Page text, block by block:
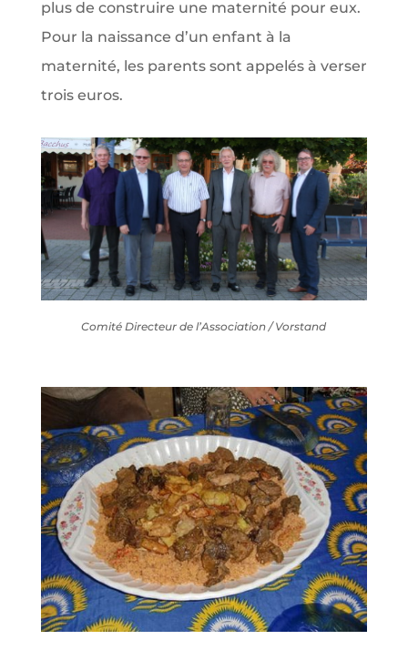
plus de construire une maternité pour eux.
Pour la naissance d’un enfant à la
maternité, les parents sont appelés à verser
trois euros.
Comité Directeur de l’Association / Vorstand